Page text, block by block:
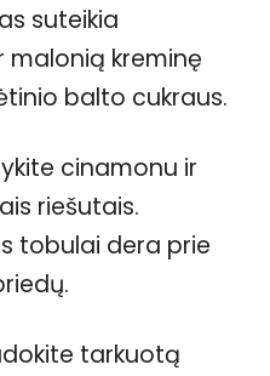
suteikia
kreminę
balto cukraus.
cinamonu ir
riešutais.
tobulai dera prie
tarkuotą